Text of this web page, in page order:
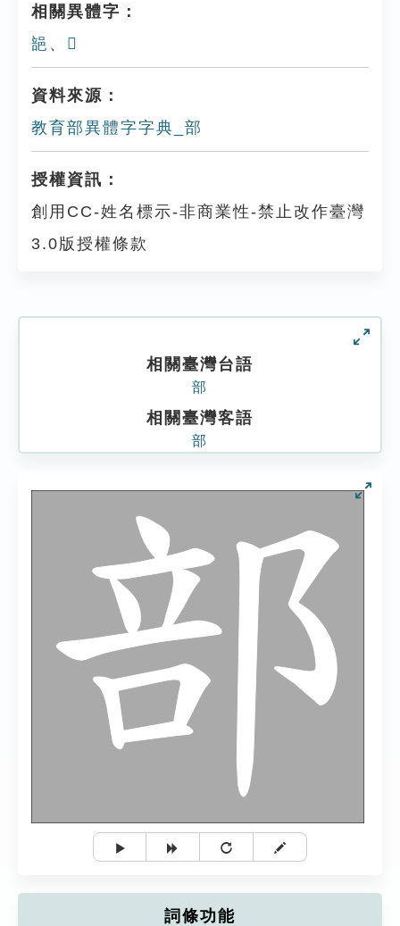
相關異體字：
郶 、 𨛔
資料來源：
教育部異體字字典_部
授權資訊：
創用CC-姓名標示-非商業性-禁止改作臺灣
3.0版授權條款
相關臺灣台語
部
相關臺灣客語
部
詞條功能